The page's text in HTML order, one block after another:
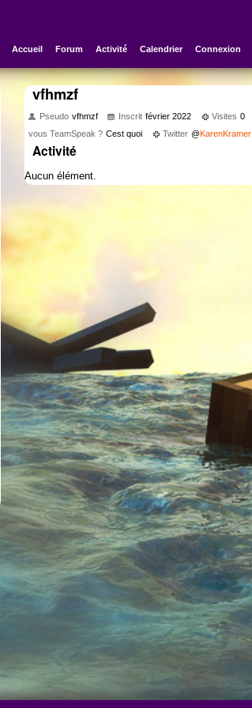
Accueil Forum Activité Calendrier Connexion
vfhmzf
Pseudo vfhmzf Inscrit février 2022 Visites 0
vous TeamSpeak ? Cest quoi Twitter @KarenKramer
Activité
Aucun élément.